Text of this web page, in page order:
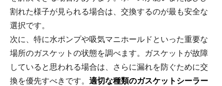
割れた様子が見られる場合は、交換するのが最も安全な
選択です。
次に、特に水ポンプや吸気マニホールドといった重要な
場所のガスケットの状態を調べます。ガスケットが故障
していると思われる場合は、さらに漏れを防ぐために交
換を優先すべきです。 適切な種類のガスケットシーラー